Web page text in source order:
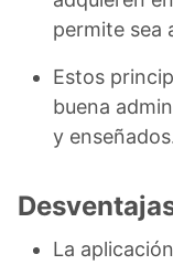
permite sea
Estos
buena
y
La